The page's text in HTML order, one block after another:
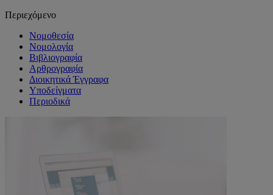
Περιεχόμενο
Νομοθεσία
Νομολογία
Βιβλιογραφία
Αρθρογραφία
Διοικητικά Έγγραφα
Υποδείγματα
Περιοδικά